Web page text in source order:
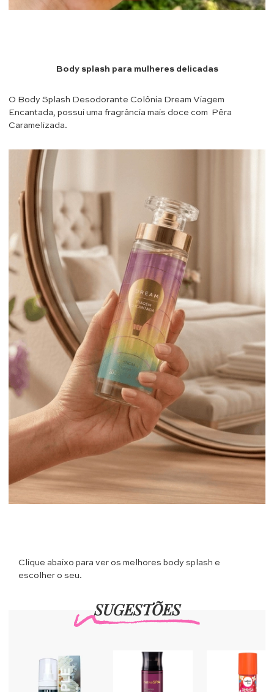
Body splash para mulheres delicadas
O Body Splash Desodorante Colônia Dream Viagem
Encantada, possui uma fragrância mais doce com Pêra
Caramelizada.
Clique abaixo para ver os melhores body splash e
escolher o seu.
SUGESTÕES